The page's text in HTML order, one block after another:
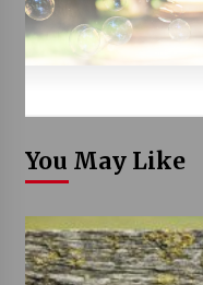
You May Like